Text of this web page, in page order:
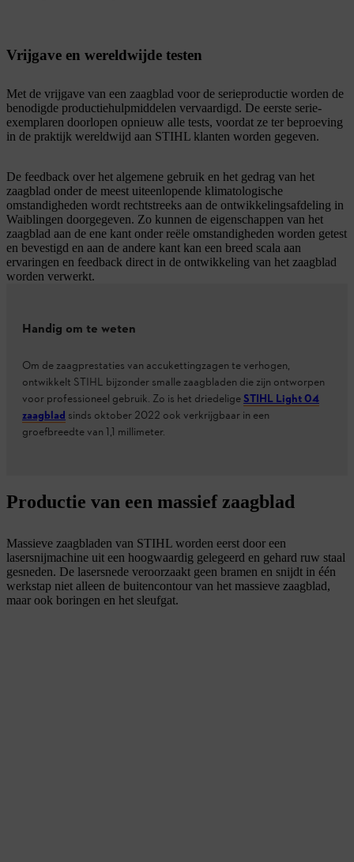
Vrijgave en wereldwijde testen
Met de vrijgave van een zaagblad voor de serieproductie worden de
benodigde productiehulpmiddelen vervaardigd. De eerste serie-
exemplaren doorlopen opnieuw alle tests, voordat ze ter beproeving
in de praktijk wereldwijd aan STIHL klanten worden gegeven.
De feedback over het algemene gebruik en het gedrag van het
zaagblad onder de meest uiteenlopende klimatologische
omstandigheden wordt rechtstreeks aan de ontwikkelingsafdeling in
Waiblingen doorgegeven. Zo kunnen de eigenschappen van het
zaagblad aan de ene kant onder reële omstandigheden worden getest
en bevestigd en aan de andere kant kan een breed scala aan
ervaringen en feedback direct in de ontwikkeling van het zaagblad
worden verwerkt.
Handig om te weten
Om de zaagprestaties van accukettingzagen te verhogen,
ontwikkelt STIHL bijzonder smalle zaagbladen die zijn ontworpen
voor professioneel gebruik. Zo is het driedeligeSTIHL Light 04
zaagblad sinds oktober 2022 ook verkrijgbaar in een
groefbreedte van 1,1 millimeter.
Productie van een massief zaagblad
Massieve zaagbladen van STIHL worden eerst door een
lasersnijmachine uit een hoogwaardig gelegeerd en gehard ruw staal
gesneden. De lasersnede veroorzaakt geen bramen en snijdt in één
werkstap niet alleen de buitencontour van het massieve zaagblad,
maar ook boringen en het sleufgat.